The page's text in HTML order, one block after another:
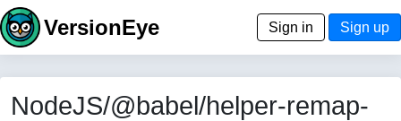
VersionEye Sign in Sign up
NodeJS/@babel/helper-remap-